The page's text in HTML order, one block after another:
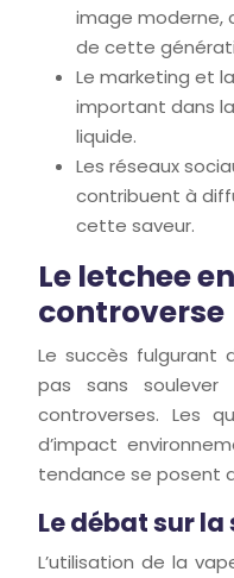
image moderne,
de cette
Le marketing et
important dans
liquide.
Les réseaux
contribuent à
cette saveur.
Le letchee
controverse
Le succès fulgurant
pas sans
controverses. Les
d’impact
tendance se posent
Le débat sur
L’utilisation de la